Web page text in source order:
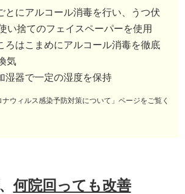
とにアルコール消毒を行い、うつ伏
い捨てのフェイスペーパーを使用
ろはこまめにアルコール消毒を徹底
気
湿器で一定の湿度を保持
ウィルス感染予防対策について」ページをご覧く
何院回っても改善